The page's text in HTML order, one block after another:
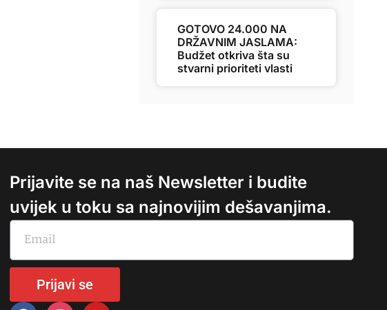
GOTOVO 24.000 NA
DRŽAVNIM JASLAMA:
Budžet otkriva šta su
stvarni prioriteti vlasti
Prijavite se na naš Newsletter i budite
uvijek u toku sa najnovijim dešavanjima.
Prijavi se